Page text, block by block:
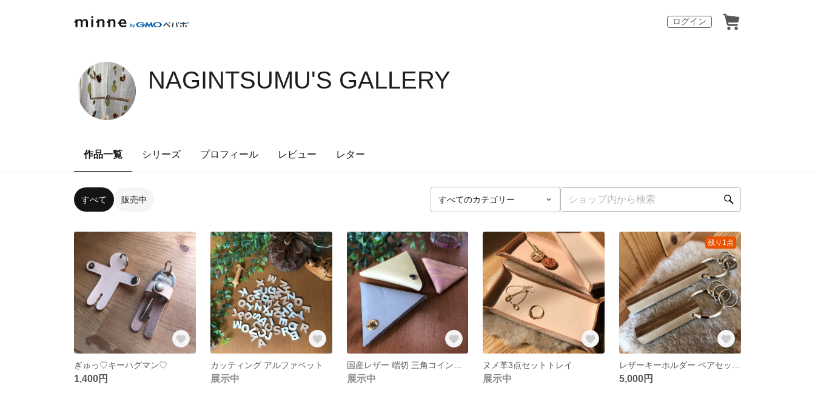
ログイン
NAGINTSUMU'S GALLERY
作品一覧 シリーズ プロフィール レビュー レター
すべて 販売中
ぎゅっ♡キーハグマン♡
1,400円
カッティング アルファベット
展示中 展示中
ヌメ革3点セットトレイ
展示中
残り1点
5,000円